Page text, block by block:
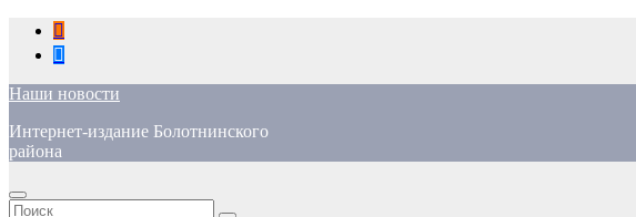
Перейти
содержимому
Наши новости
Интернет-издание Болотнинского
района